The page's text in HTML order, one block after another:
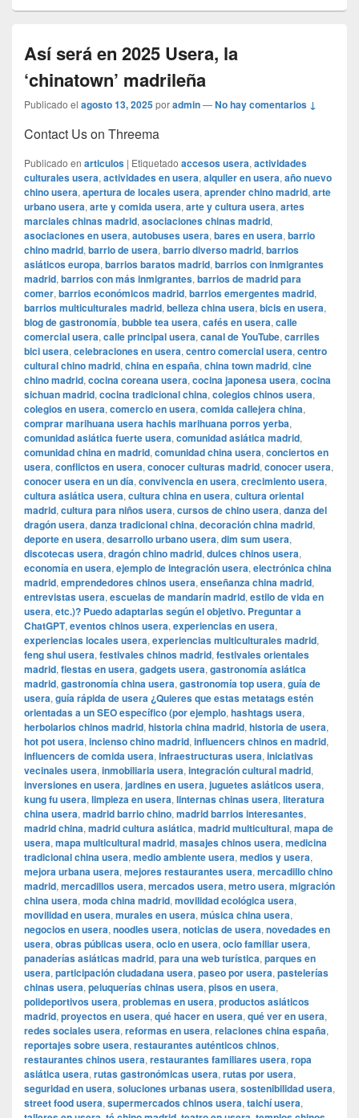
Así será en 2025 Usera, la
‘chinatown’ madrileña
Publicado el agosto 13, 2025poradmin—No hay comentarios ↓
Contact Us on Threema
Publicado en articulos | Etiquetado accesos usera, actividades
culturales usera, actividades en usera, alquiler en usera, año nuevo
chino usera, apertura de locales usera, aprender chino madrid, arte
urbano usera, arte y comida usera, arte y cultura usera, artes
marciales chinas madrid, asociaciones chinas madrid,
asociaciones en usera, autobuses usera, bares en usera, barrio
chino madrid, barrio de usera, barrio diverso madrid, barrios
asiáticos europa, barrios baratos madrid, barrios con inmigrantes
madrid, barrios con más inmigrantes, barrios de madrid para
comer, barrios económicos madrid, barrios emergentes madrid,
barrios multiculturales madrid, belleza china usera, bicis en usera,
blog de gastronomía, bubble tea usera, cafés en usera, calle
comercial usera, calle principal usera, canal de YouTube, carriles
bici usera, celebraciones en usera, centro comercial usera, centro
cultural chino madrid, china en españa, china town madrid, cine
chino madrid, cocina coreana usera, cocina japonesa usera, cocina
sichuan madrid, cocina tradicional china, colegios chinos usera,
colegios en usera, comercio en usera, comida callejera china,
comprar marihuana usera hachis marihuana porros yerba,
comunidad asiática fuerte usera, comunidad asiática madrid,
comunidad china en madrid, comunidad china usera, conciertos en
usera, conflictos en usera, conocer culturas madrid, conocer usera,
conocer usera en un día, convivencia en usera, crecimiento usera,
cultura asiática usera, cultura china en usera, cultura oriental
madrid, cultura para niños usera, cursos de chino usera, danza del
dragón usera, danza tradicional china, decoración china madrid,
deporte en usera, desarrollo urbano usera, dim sum usera,
discotecas usera, dragón chino madrid, dulces chinos usera,
economía en usera, ejemplo de integración usera, electrónica china
madrid, emprendedores chinos usera, enseñanza china madrid,
entrevistas usera, escuelas de mandarín madrid, estilo de vida en
usera, etc.)? Puedo adaptarlas según el objetivo. Preguntar a
ChatGPT, eventos chinos usera, experiencias en usera,
experiencias locales usera, experiencias multiculturales madrid,
feng shui usera, festivales chinos madrid, festivales orientales
madrid, fiestas en usera, gadgets usera, gastronomía asiática
madrid, gastronomía china usera, gastronomía top usera, guía de
usera, guía rápida de usera ¿Quieres que estas metatags estén
orientadas a un SEO específico (por ejemplo, hashtags usera,
herbolarios chinos madrid, historia china madrid, historia de usera,
hot pot usera, incienso chino madrid, influencers chinos en madrid,
influencers de comida usera, infraestructuras usera, iniciativas
vecinales usera, inmobiliaria usera, integración cultural madrid,
inversiones en usera, jardines en usera, juguetes asiáticos usera,
kung fu usera, limpieza en usera, linternas chinas usera, literatura
china usera, madrid barrio chino, madrid barrios interesantes,
madrid china, madrid cultura asiática, madrid multicultural, mapa de
usera, mapa multicultural madrid, masajes chinos usera, medicina
tradicional china usera, medio ambiente usera, medios y usera,
mejora urbana usera, mejores restaurantes usera, mercadillo chino
madrid, mercadillos usera, mercados usera, metro usera, migración
china usera, moda china madrid, movilidad ecológica usera,
movilidad en usera, murales en usera, música china usera,
negocios en usera, noodles usera, noticias de usera, novedades en
usera, obras públicas usera, ocio en usera, ocio familiar usera,
panaderías asiáticas madrid, para una web turística, parques en
usera, participación ciudadana usera, paseo por usera, pastelerías
chinas usera, peluquerías chinas usera, pisos en usera,
polideportivos usera, problemas en usera, productos asiáticos
madrid, proyectos en usera, qué hacer en usera, qué ver en usera,
redes sociales usera, reformas en usera, relaciones china españa,
reportajes sobre usera, restaurantes auténticos chinos,
restaurantes chinos usera, restaurantes familiares usera, ropa
asiática usera, rutas gastronómicas usera, rutas por usera,
seguridad en usera, soluciones urbanas usera, sostenibilidad usera,
street food usera, supermercados chinos usera, taichí usera,